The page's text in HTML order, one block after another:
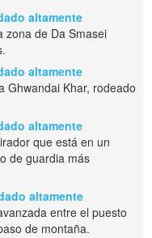
altamente
zona de Da Smasei
altamente
Ghwandai Khar, rodeado
altamente
que está en un
de guardia más
altamente
entre el puesto
de montaña.